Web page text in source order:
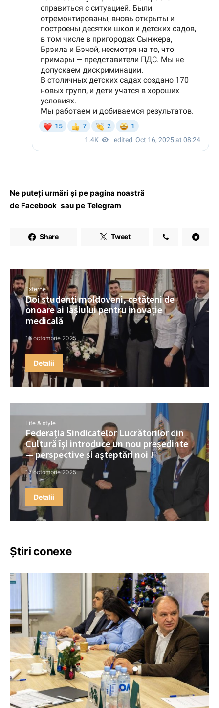
Ne puteți urmări și pe pagina noastră
de Facebook sau pe Telegram
Share Tweet
Externe
Doi studenți moldoveni, cetățeni de
onoare ai Iașiului pentru inovație
medicală
16 octombrie 2025
Detalii
Life & style
Federaţia Sindicatelor Lucrătorilor din
Cultură îşi introduce un nou preşedinte
— perspective şi aşteptări noi !
17 octombrie 2025
Detalii
Știri conexe